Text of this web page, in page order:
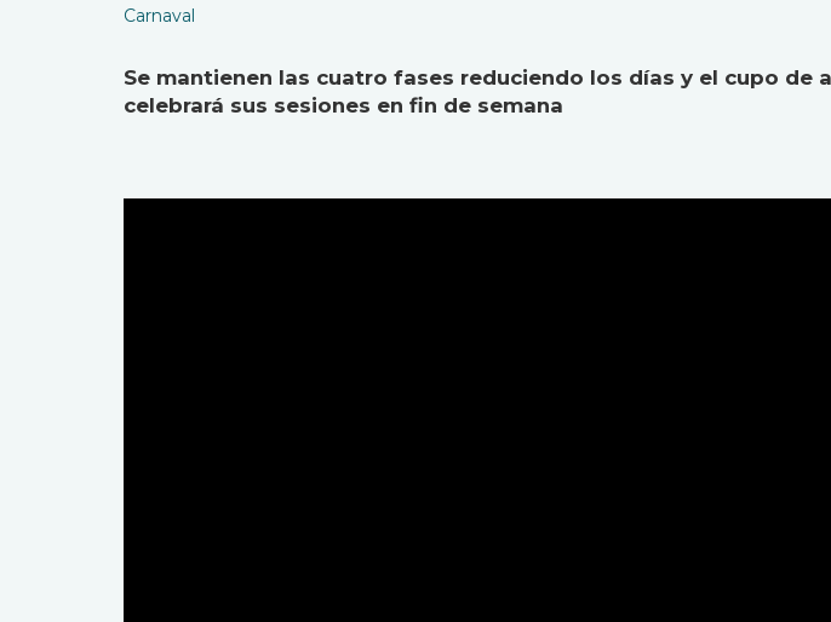
Carnaval
Se mantienen las cuatro fases reduciendo los días y el cupo de
celebrará sus sesiones en fin de semana